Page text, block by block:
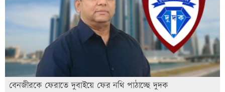
বেনজীরকে ফেরাতে দুবাইয়ে ফের নথি পাঠাচ্ছে দুদক